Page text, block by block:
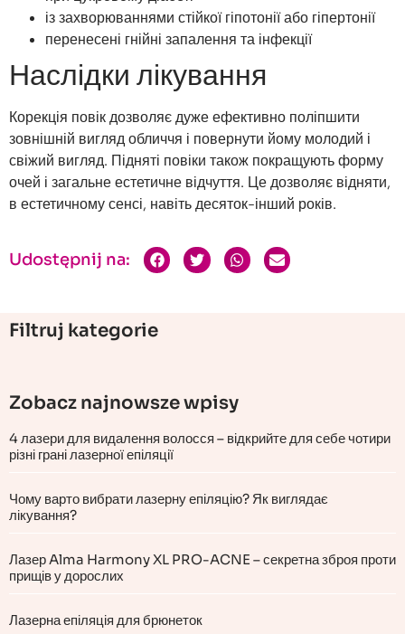
із захворюваннями стійкої гіпотонії або гіпертонії
перенесені гнійні запалення та інфекції
Наслідки лікування
Корекція повік дозволяє дуже ефективно поліпшити
зовнішній вигляд обличчя і повернути йому молодий і
свіжий вигляд. Підняті повіки також покращують форму
очей і загальне естетичне відчуття. Це дозволяє відняти,
в естетичному сенсі, навіть десяток-інший років.
Udostępnij na:
Filtruj kategorie
Zobacz najnowsze wpisy
4 лазери для видалення волосся – відкрийте для себе чотири
різні грані лазерної епіляції
Чому варто вибрати лазерну епіляцію? Як виглядає
лікування?
Лазер Alma Harmony XL PRO-ACNE – секретна зброя проти
прищів у дорослих
Лазерна епіляція для брюнеток